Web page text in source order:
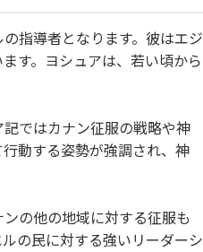
指導者となります。彼はエジ
す。ヨシュアは、若い頃から
ではカナン征服の戦略や神
動する姿勢が強調され、神
の他の地域に対する征服も
の民に対する強いリーダーシ